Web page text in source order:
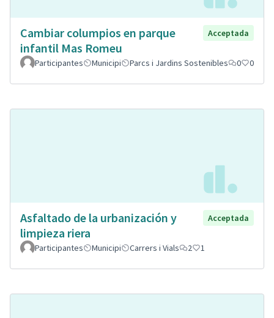
Cambiar columpios en parque
infantil Mas Romeu
Acceptada
Participantes Municipi Parcs i Jardins Sostenibles 0 0
Asfaltado de la urbanización y
limpieza riera
Acceptada
Participantes Municipi Carrers i Vials 2 1